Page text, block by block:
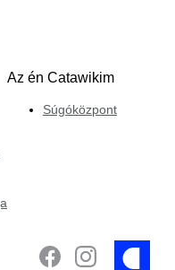
Az én Catawikim
Súgóközpont